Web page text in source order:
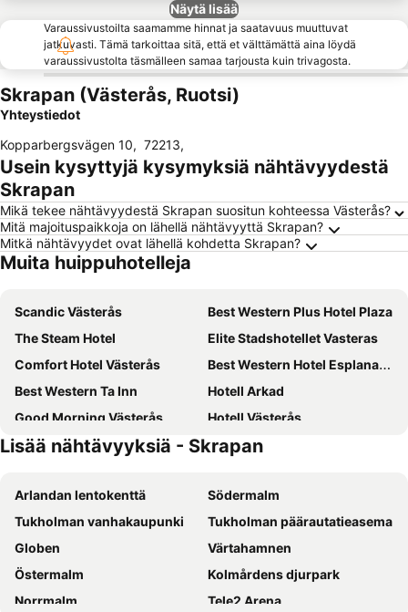
Näytä lisää
Varaussivustoilta saamamme hinnat ja saatavuus muuttuvat
jatkuvasti. Tämä tarkoittaa sitä, että et välttämättä aina löydä
varaussivustolta täsmälleen samaa tarjousta kuin trivagosta.
Skrapan (Västerås, Ruotsi)
Yhteystiedot
Kopparbergsvägen 10, 72213,
Usein kysyttyjä kysymyksiä nähtävyydestä
Skrapan
Mikä tekee nähtävyydestä Skrapan suositun kohteessa Västerås?
Mitä majoituspaikkoja on lähellä nähtävyyttä Skrapan?
Mitkä nähtävyydet ovat lähellä kohdetta Skrapan?
Muita huippuhotelleja
Scandic Västerås
Best Western Plus Hotel Plaza
The Steam Hotel
Elite Stadshotellet Vasteras
Comfort Hotel Västerås
Best Western Hotel Esplanade
Best Western Ta Inn
Hotell Arkad
Good Morning Västerås
Hotell Västerås
Sundbyholms Slott
Hotell Hässlö
Skultuna Hotell & Konferens
Kolbäcks Gästgivaregård
Oxbackens Hotell & Café
Åsby Hotell
Valsaren
Izkamage Hotel 2
Lisää nähtävyyksiä - Skrapan
Arlandan lentokenttä
Södermalm
Tukholman vanhakaupunki
Tukholman päärautatieasema
Globen
Värtahamnen
Östermalm
Kolmårdens djurpark
Norrmalm
Tele2 Arena